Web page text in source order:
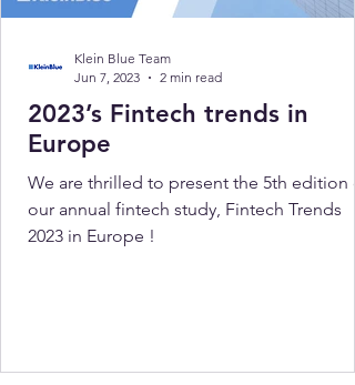
2023’s Fintech trends in
Europe
We are thrilled to present the 5th edition
our annual fintech study, Fintech Trends
2023 in Europe !
Klein Blue Team
Jun 7, 2023
2 min read